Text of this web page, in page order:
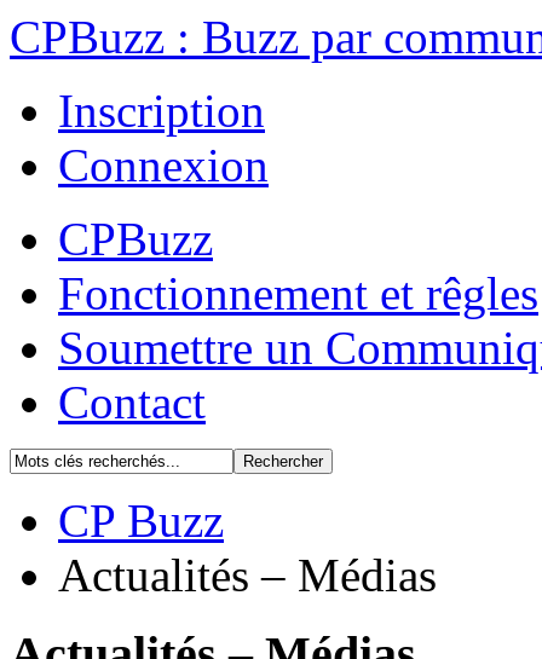
CPBuzz : Buzz par
Inscription
Connexion
CPBuzz
Fonctionnement et rêgles
Soumettre un
Contact
CP Buzz
Actualités – Médias